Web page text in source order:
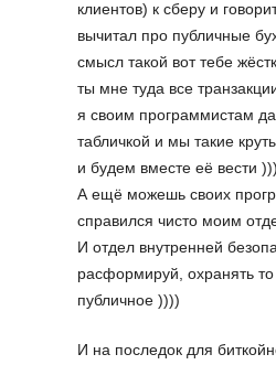
клиентов) к сберу и
вычитал про публичные
смысл такой вот тебе
ты мне туда все
я своим программистам
табличкой и мы такие
и будем вместе её вести
А ещё можешь своих
справился чисто моим
И отдел внутренней
расформируй, охранять то
публичное ))))
И на последок для